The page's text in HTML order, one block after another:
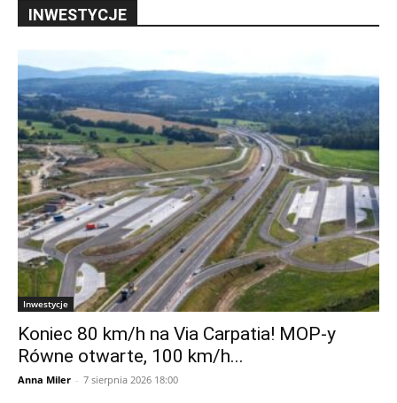
INWESTYCJE
Inwestycje
Koniec 80 km/h na Via Carpatia! MOP-y
Równe otwarte, 100 km/h...
Anna Miler - 7 sierpnia 2026 18:00